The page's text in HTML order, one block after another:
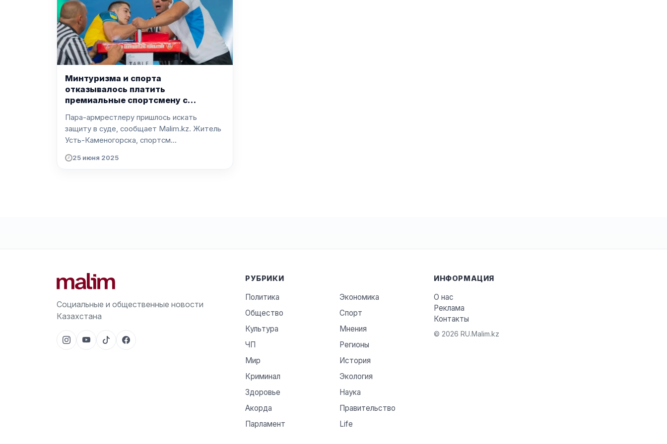
Минтуризма и спорта
отказывалось платить
премиальные спортсмену с
Пара-армрестлеру пришлось искать
защиту в суде, сообщает Malim.kz. Житель
Усть-Каменогорска, спортсм...
25 июня 2025
Социальные и общественные новости
Казахстана
РУБРИКИ
Политика
Экономика
Общество
Спорт
Культура
Мнения
ЧП
Регионы
Мир
История
Криминал
Экология
Здоровье
Наука
Акорда
Правительство
Парламент
Life
ИНФОРМАЦИЯ
О нас
Реклама
Контакты
© 2026 RU.Malim.kz